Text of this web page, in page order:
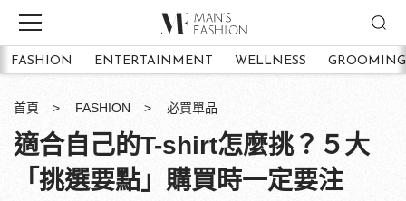
FASHION ENTERTAINMENT WELLNESS GROOMING
首頁 FASHION 必買單品
適合自己的T-shirt怎麼挑？５大
「挑選要點」購買時一定要注